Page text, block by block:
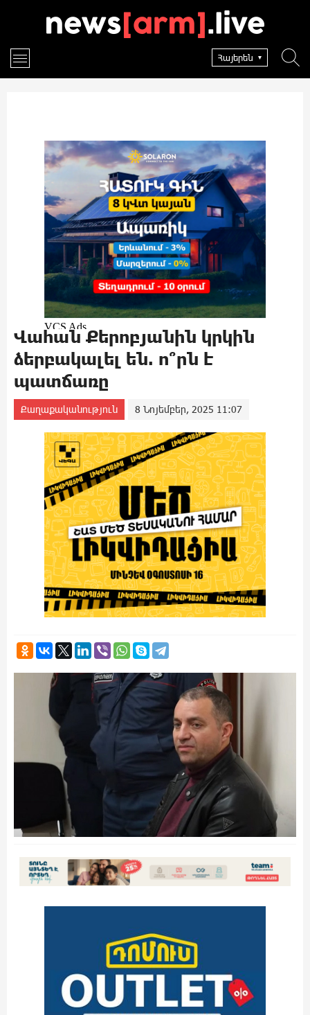
Հայերեն
Վահան Քերոբյանին կրկին
ձերբակալել են. ո՞րն է
պատճառը
Քաղաքականություն 8 Նոյեմբեր, 2025 11:07